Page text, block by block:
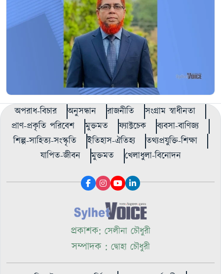
অপরাধ-বিচার অনুসন্ধান রাজনীতি
সংগ্রাম স্বাধীনতা
প্রাণ-প্রকৃতি পরিবেশ
মুক্তমত ফ্যাক্টচেক
ব্যবসা-বাণিজ্য
শিল্প-সাহিত্য-সংস্কৃতি
ইতিহাস-ঐতিহ্য
তথ্যপ্রযুক্তি-শিক্ষা
যাপিত-জীবন
মুক্তমত খেলাধুলা-বিনোদন
প্রকাশক: সেলীনা চৌধুরী
সম্পাদক : দ্বোহা চৌধুরী